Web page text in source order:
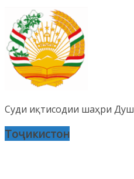
Суди иқтисодии шаҳри
Тоҷикистон